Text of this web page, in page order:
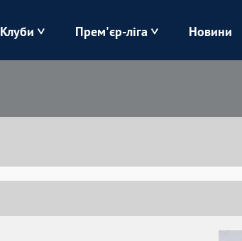
Клуби
Карпати
Прем'єр-ліга Новини